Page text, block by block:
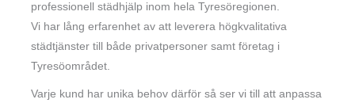
professionell städhjälp inom hela Tyresöregionen.
Vi har lång erfarenhet av att leverera högkvalitativa
städtjänster till både privatpersoner samt företag i
Tyresöområdet.
Varje kund har unika behov därför så ser vi till att anpassa